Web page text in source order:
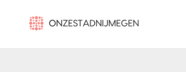
onzestadnijmegen.nl